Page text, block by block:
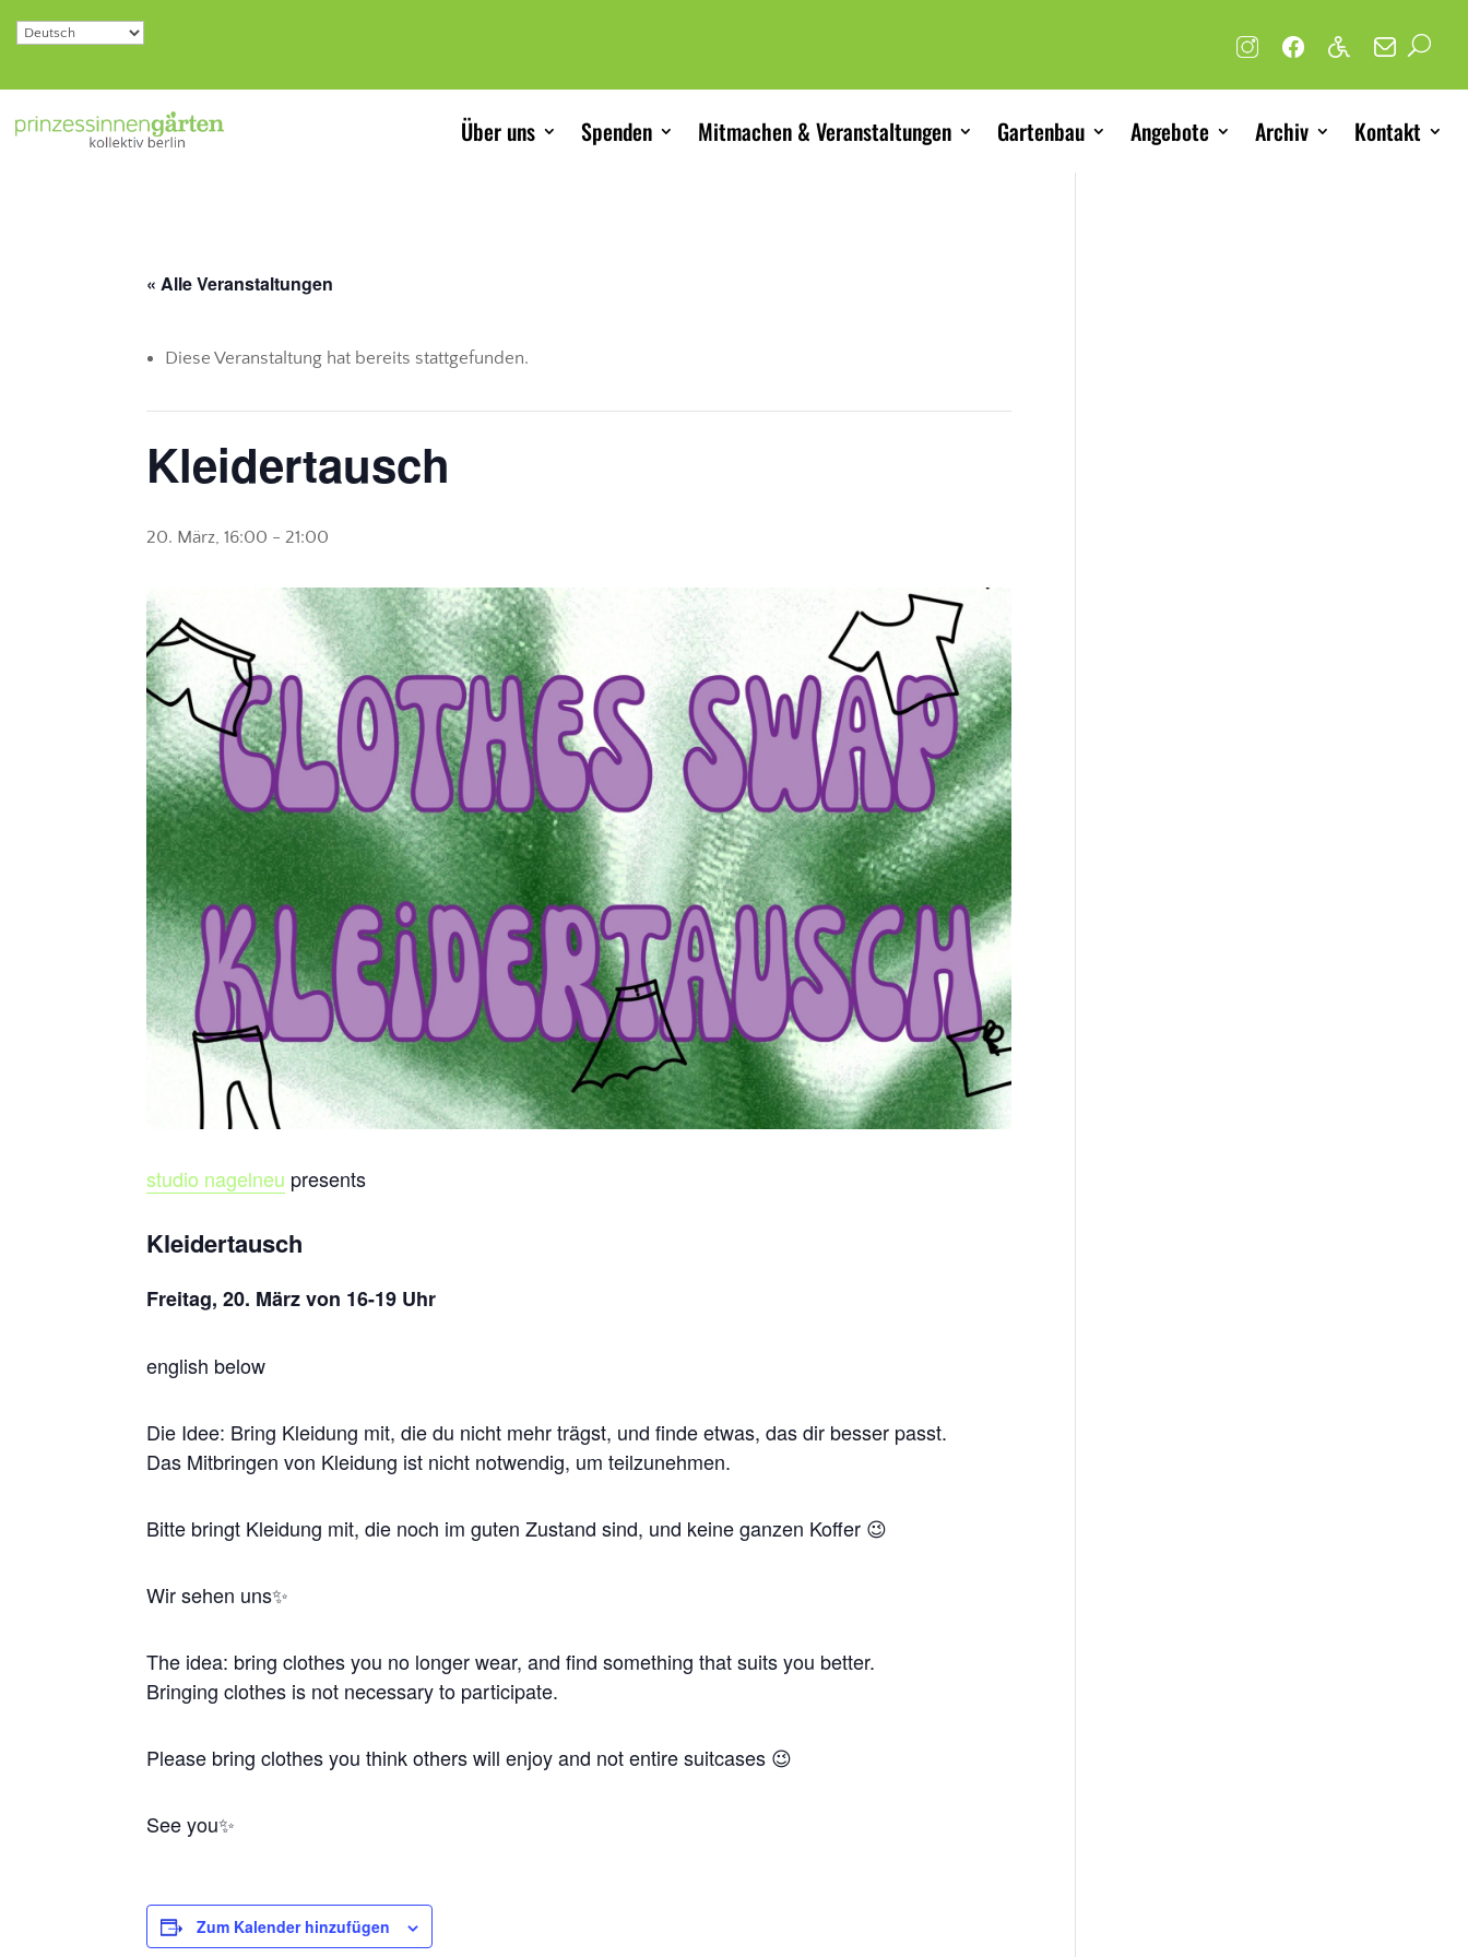
Über uns Spenden Mitmachen & Veranstaltungen Gartenbau Angebote Archiv Kontakt
« Alle Veranstaltungen
Diese Veranstaltung hat bereits stattgefunden.
Kleidertausch
20. März, 16:00 -21:00
studio nagelneu presents
Kleidertausch
Freitag, 20. März von 16-19 Uhr
english below
Die Idee: Bring Kleidung mit, die du nicht mehr trägst, und finde etwas, das dir besser passt.
Das Mitbringen von Kleidung ist nicht notwendig, um teilzunehmen.
Bitte bringt Kleidung mit, die noch im guten Zustand sind, und keine ganzen Koffer 😉
Wir sehen uns✨
The idea: bring clothes you no longer wear, and find something that suits you better.
Bringing clothes is not necessary to participate.
Please bring clothes you think others will enjoy and not entire suitcases 😉
See you✨
Zum Kalender hinzufügen